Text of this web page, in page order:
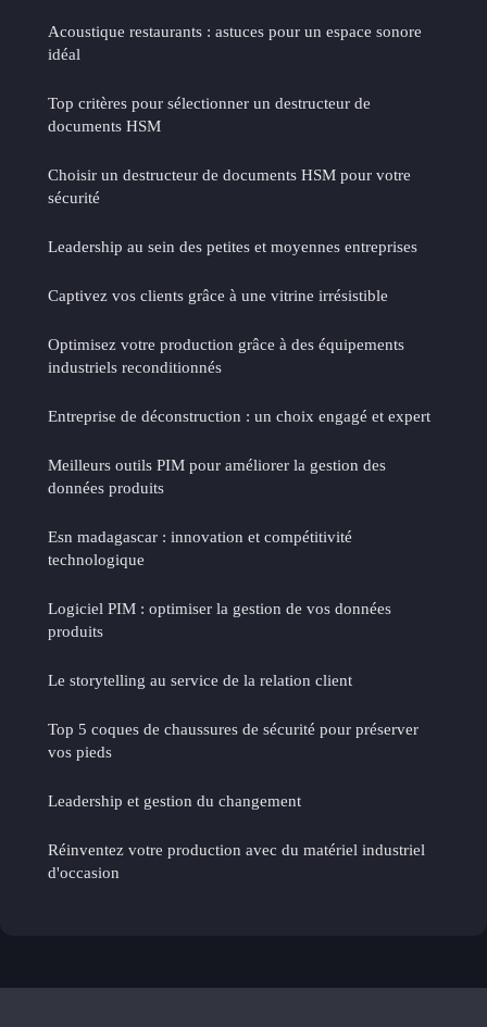
Acoustique restaurants : astuces pour un espace sonore
idéal
Top critères pour sélectionner un destructeur de
documents HSM
Choisir un destructeur de documents HSM pour votre
sécurité
Leadership au sein des petites et moyennes entreprises
Captivez vos clients grâce à une vitrine irrésistible
Optimisez votre production grâce à des équipements
industriels reconditionnés
Entreprise de déconstruction : un choix engagé et expert
Meilleurs outils PIM pour améliorer la gestion des
données produits
Esn madagascar : innovation et compétitivité
technologique
Logiciel PIM : optimiser la gestion de vos données
produits
Le storytelling au service de la relation client
Top 5 coques de chaussures de sécurité pour préserver
vos pieds
Leadership et gestion du changement
Réinventez votre production avec du matériel industriel
d'occasion